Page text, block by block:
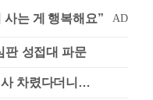
판 성접대 파문
사 차렸다더니…